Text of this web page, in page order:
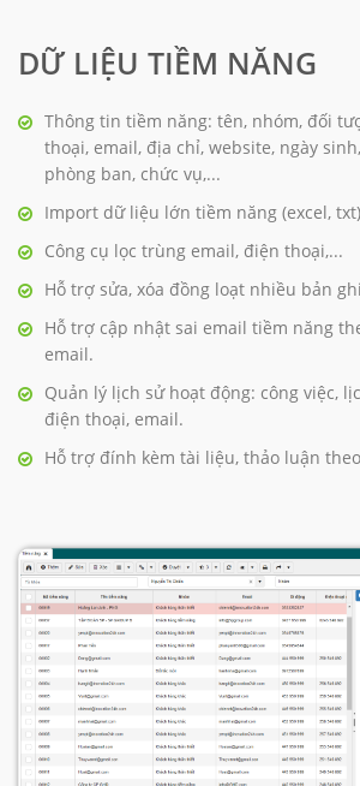
DỮ LIỆU TIỀM NĂNG
Thông tin tiềm năng: tên, nhóm, đối
thoại, email, địa chỉ, website, ngày
phòng ban, chức vụ,...
Import dữ liệu lớn tiềm năng (excel,
Công cụ lọc trùng email, điện thoại,...
Hỗ trợ sửa, xóa đồng loạt nhiều bản
Hỗ trợ cập nhật sai email tiềm năng
email.
Quản lý lịch sử hoạt động: công việc,
điện thoại, email.
Hỗ trợ đính kèm tài liệu, thảo luận